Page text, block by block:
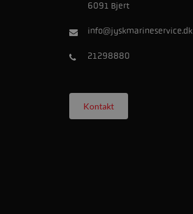
6091 Bjert
info@jyskmarineservice.dk
21298880
Kontakt